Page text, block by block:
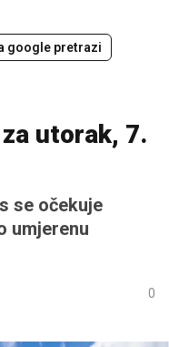
google pretrazi
utorak, 7.
se očekuje
umjerenu
0